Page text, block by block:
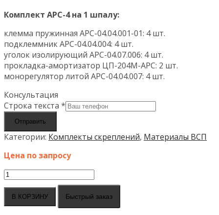
Комплект АРС-4 на 1 шпалу:
клемма пружинная АРС-04.04.001-01: 4 шт.
подклеммник АРС-04.04.004: 4 шт.
уголок изолирующий АРС-04.07.006: 4 шт.
прокладка-амортизатор ЦП-204М-АРС: 2 шт.
монорегулятор литой АРС-04.04.007: 4 шт.
Консультация
Строка текста *
Отправить
Категории: Комплекты скреплений, Материалы ВСП
Цена по запросу
Количество
Комплект
скреплений
В КОРЗИНУ Быстрый заказ